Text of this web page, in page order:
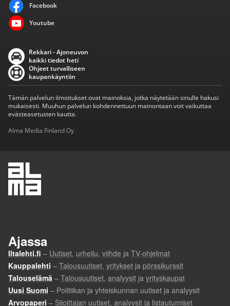
Facebook
Youtube
Rekkari - Ajoneuvon
kaikki tiedot heti
Ohjeet turvalliseen
kaupankäyntiin
Tämän palvelun ilmoitukset ovat mainoksia, jotka näytetään sinulle hakusi
mukaisesti. Muuhun palvelun kohdennettuun mainontaan voit vaikuttaa
evästeasetusten kautta.
Alma Media Finland Oy